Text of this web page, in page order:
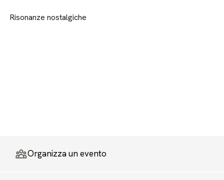
Risonanze nostalgiche
Organizza un evento